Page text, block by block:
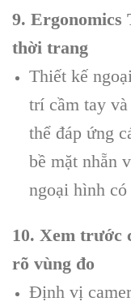
9. Ergonomics
thời trang
Thiết kế
trí cầm tay
thể đáp ứng
bề mặt nhẵn
ngoại hình
10. Xem trước
rõ vùng đo
Định vị